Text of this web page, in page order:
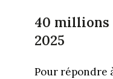
40 millions
2025
Pour répondre